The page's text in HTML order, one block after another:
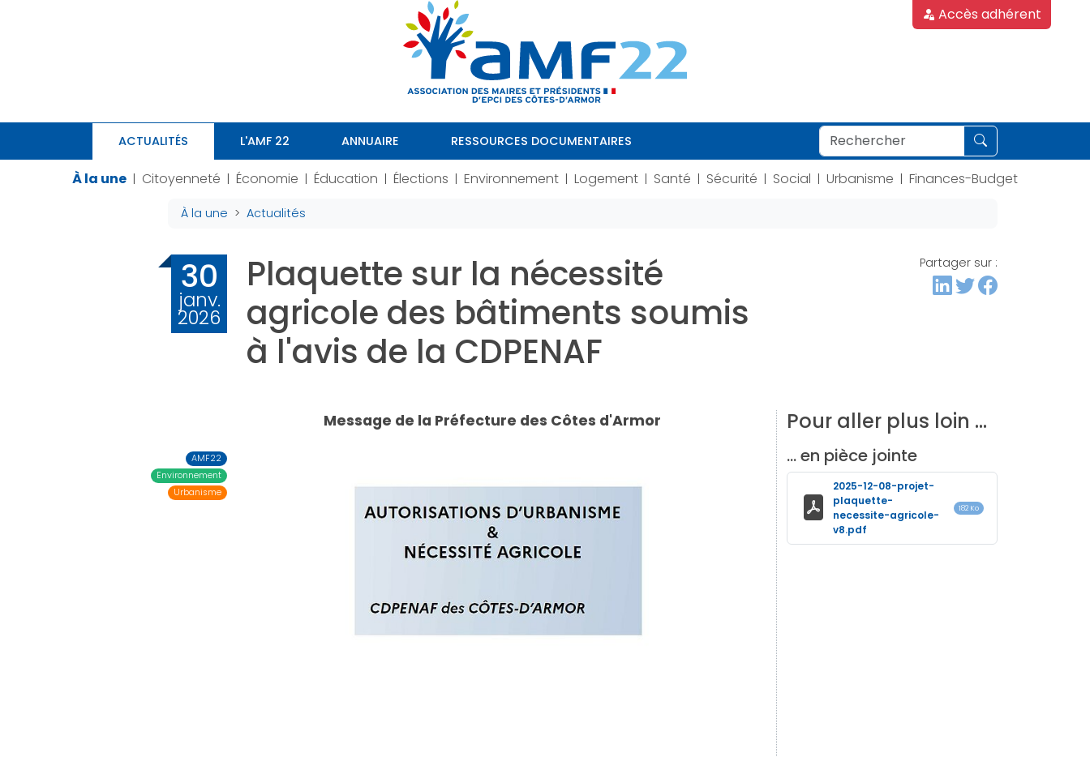
Accès adhérent
ACTUALITÉS L'AMF 22 ANNUAIRE RESSOURCES DOCUMENTAIRES
À la une | Citoyenneté | Économie | Éducation | Élections | Environnement | Logement | Santé | Sécurité | Social | Urbanisme | Finances-Budget
À la une Actualités
30
janv.
2026
Plaquette sur la nécessité
agricole des bâtiments soumis
à l'avis de la CDPENAF
Partager sur :
AMF22
Environnement
Urbanisme
Message de la Préfecture des Côtes d'Armor Pour aller plus loin …
… en pièce jointe
2025-12-08-projet-
plaquette-
necessite-agricole-
v8.pdf
182 Ko